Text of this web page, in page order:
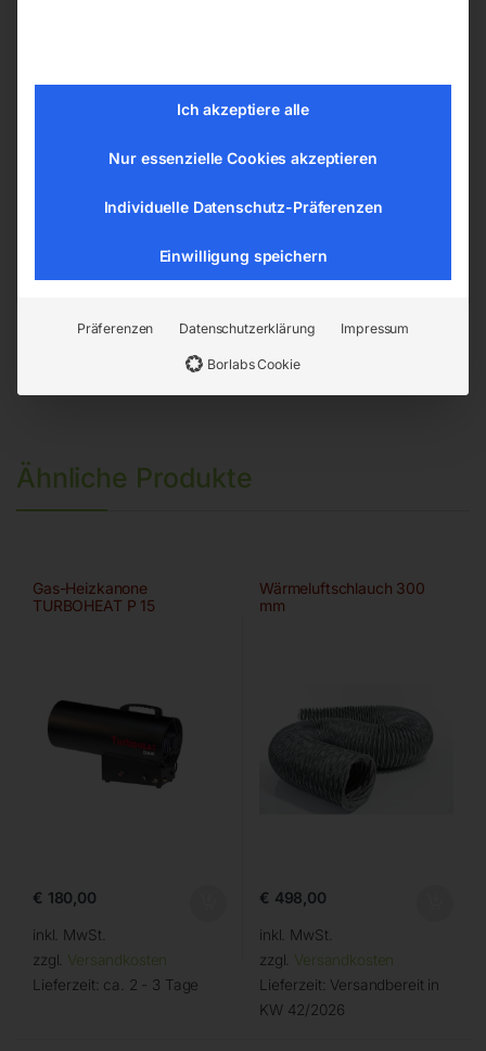
Max. Druck: 70 bar
Einlassanschluss: IG 1/2′
Dichtungen: Viton
9004853331060 Artikelnummer:
Ähnliche Produkte
Gas-Heizkanone
TURBOHEAT P 15
€ 180,00
inkl. MwSt.
zzgl. Versandkosten
Lieferzeit: ca. 2 - 3 Tage
Wärmeluftschlauch 300
mm
€ 498,00
inkl. MwSt.
zzgl. Versandkosten
Lieferzeit: Versandbereit in
KW 42/2026
Ich akzeptiere alle
Nur essenzielle Cookies akzeptieren
Individuelle Datenschutz-Präferenzen
Einwilligung speichern
Präferenzen Datenschutzerklärung Impressum
Borlabs Cookie